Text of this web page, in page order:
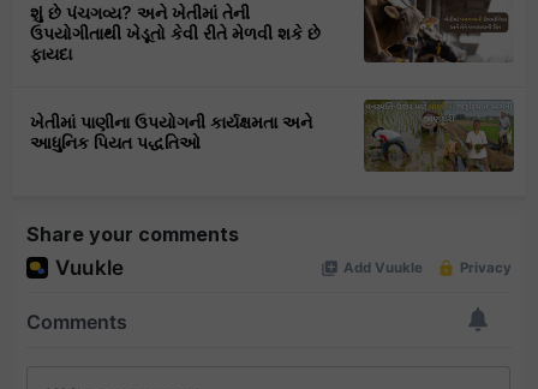
શું છે પંચગવ્ય? અને ખેતીમાં તેની
ઉપયોગીતાથી ખેડૂતો કેવી રીતે મેળવી શકે છે
ફાયદા
ખેતીમાં પાણીના ઉપયોગની કાર્યક્ષમતા અને
આધુનિક પિયત પદ્ધતિઓ
Share your comments